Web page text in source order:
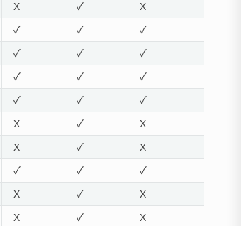
X ✓ X
✓ ✓ ✓
✓ ✓ ✓
✓ ✓ ✓
✓ ✓ ✓
X ✓ X
X ✓ X
✓ ✓ ✓
X ✓ X
X ✓ X